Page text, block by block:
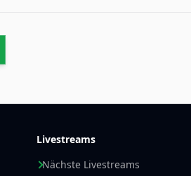
Livestreams
Nächste Livestreams